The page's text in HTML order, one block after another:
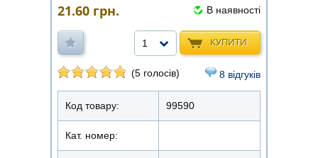
21.60 грн. В наявності
КУПИТИ
1
(5 голосів) 8 відгуків
Код товару: 99590
Кат. номер: